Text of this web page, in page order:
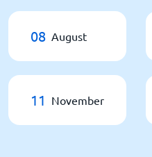
08 August
11 November